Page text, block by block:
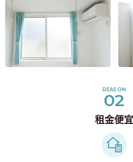
REASON
02
租金便宜